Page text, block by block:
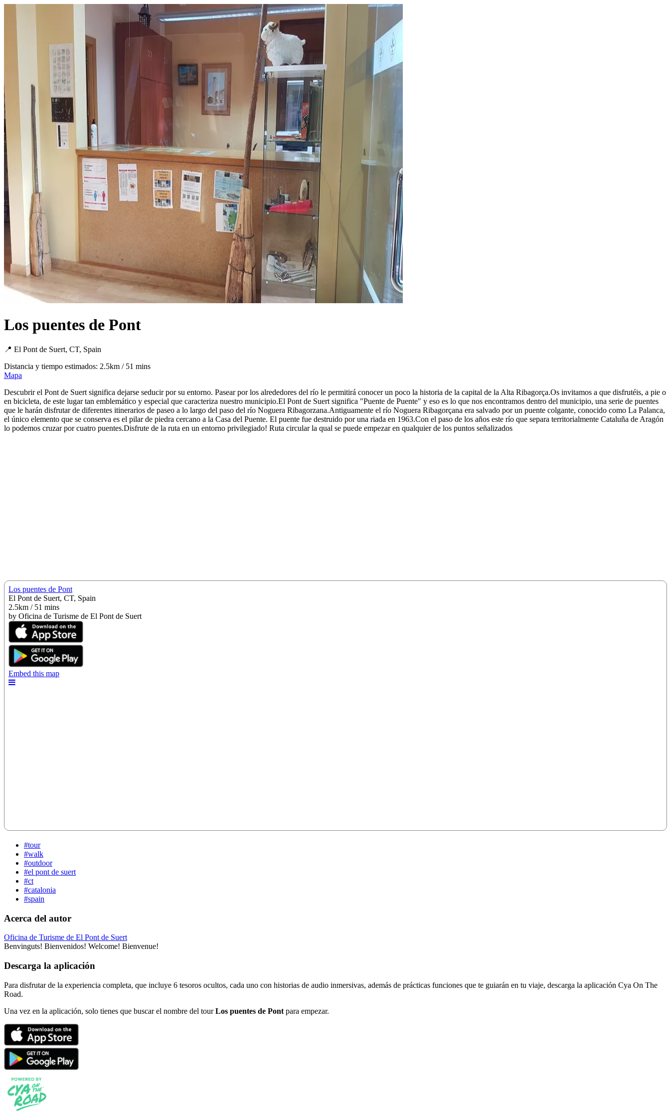
Los puentes de Pont
📍 El Pont de Suert, CT, Spain
Distancia y tiempo estimados: 2.5km / 51 mins
Mapa
Descubrir el Pont de Suert significa dejarse seducir por su entorno. Pasear por los alrededores del río le permitirá conocer un poco la historia de la capital de la Alta Ribagorça.Os invitamos a que disfrutéis, a pie o
en bicicleta, de este lugar tan emblemático y especial que caracteriza nuestro municipio.El Pont de Suert significa "Puente de Puente" y eso es lo que nos encontramos dentro del municipio, una serie de puentes
que le harán disfrutar de diferentes itinerarios de paseo a lo largo del paso del río Noguera Ribagorzana.Antiguamente el río Noguera Ribagorçana era salvado por un puente colgante, conocido como La Palanca,
el único elemento que se conserva es el pilar de piedra cercano a la Casa del Puente. El puente fue destruido por una riada en 1963.Con el paso de los años este río que separa territorialmente Cataluña de Aragón
lo podemos cruzar por cuatro puentes.Disfrute de la ruta en un entorno privilegiado! Ruta circular la qual se puede empezar en qualquier de los puntos señalizados
#tour
#walk
#outdoor
#el pont de suert
#ct
#catalonia
#spain
Acerca del autor
Oficina de Turisme de El Pont de Suert
Benvinguts! Bienvenidos! Welcome! Bienvenue!
Descarga la aplicación
Para disfrutar de la experiencia completa, que incluye 6 tesoros ocultos, cada uno con historias de audio inmersivas, además de prácticas funciones que te guiarán en tu viaje, descarga la aplicación Cya On The
Road.
Una vez en la aplicación, solo tienes que buscar el nombre del tourLos puentes de Pont para empezar.